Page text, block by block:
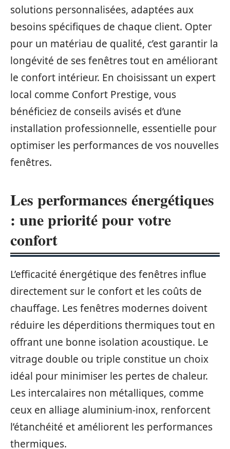
solutions personnalisées, adaptées aux
besoins spécifiques de chaque client. Opter
pour un matériau de qualité, c’est garantir la
longévité de ses fenêtres tout en améliorant
le confort intérieur. En choisissant un expert
local comme Confort Prestige, vous
bénéficiez de conseils avisés et d’une
installation professionnelle, essentielle pour
optimiser les performances de vos nouvelles
fenêtres.
Les performances énergétiques
: une priorité pour votre
confort
L’efficacité énergétique des fenêtres influe
directement sur le confort et les coûts de
chauffage. Les fenêtres modernes doivent
réduire les déperditions thermiques tout en
offrant une bonne isolation acoustique. Le
vitrage double ou triple constitue un choix
idéal pour minimiser les pertes de chaleur.
Les intercalaires non métalliques, comme
ceux en alliage aluminium-inox, renforcent
l’étanchéité et améliorent les performances
thermiques.